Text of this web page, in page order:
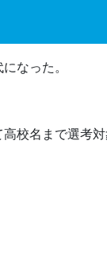
なった。
校名まで選考対